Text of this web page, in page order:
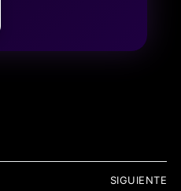
SIGUIENTE